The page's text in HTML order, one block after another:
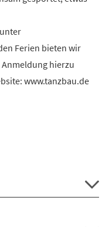
Ferien bieten wir
hierzu
www.tanzbau.de